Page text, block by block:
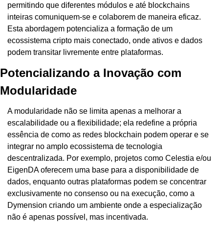
permitindo que diferentes módulos e até blockchains
inteiras comuniquem-se e colaborem de maneira eficaz.
Esta abordagem potencializa a formação de um
ecossistema cripto mais conectado, onde ativos e dados
podem transitar livremente entre plataformas.
Potencializando a Inovação com
Modularidade
A modularidade não se limita apenas a melhorar a
escalabilidade ou a flexibilidade; ela redefine a própria
essência de como as redes blockchain podem operar e se
integrar no amplo ecossistema de tecnologia
descentralizada. Por exemplo, projetos como Celestia e/ou
EigenDA oferecem uma base para a disponibilidade de
dados, enquanto outras plataformas podem se concentrar
exclusivamente no consenso ou na execução, como a
Dymension criando um ambiente onde a especialização
não é apenas possível, mas incentivada.